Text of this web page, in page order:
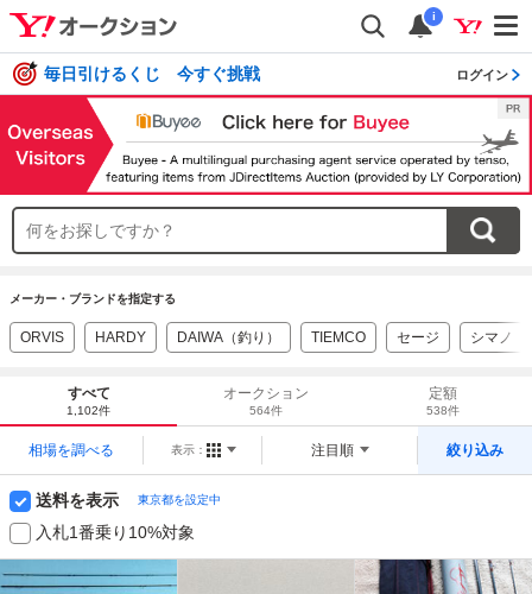
i
毎日引けるくじ 今すぐ挑戦 ログイン
メーカー・ブランドを指定する
ORVIS HARDY DAIWA（釣り） TIEMCO セージ シマノ
すべて
1,102件
オークション
564件
定額
538件
相場を調べる 表示： 注目順 絞り込み
送料を表示 東京都を設定中
入札1番乗り10%対象